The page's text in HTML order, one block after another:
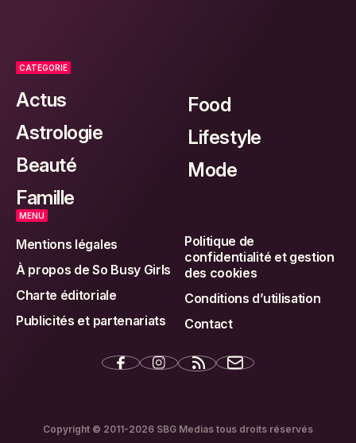
CATEGORIE
Actus
Astrologie
Beauté
Famille
Food
Lifestyle
Mode
MENU
Mentions légales
À propos de So Busy Girls
Charte éditoriale
Publicités et partenariats
Politique de
confidentialité et gestion
des cookies
Conditions d’utilisation
Contact
Copyright © 2011-2026 SBG Medias tous droits réservés